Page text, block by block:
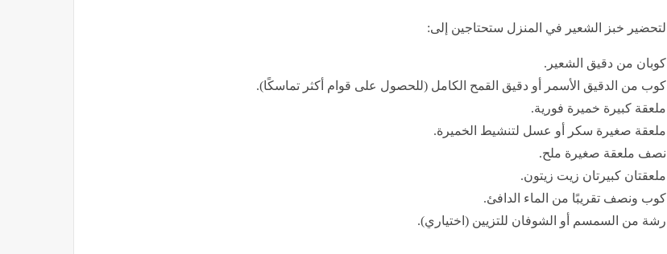
لتحضير خبز الشعير في المنزل ستحتاجين إلى:
كوبان من دقيق الشعير.
كوب من الدقيق الأسمر أو دقيق القمح الكامل (للحصول على قوام أكثر تماسكًا).
ملعقة كبيرة خميرة فورية.
ملعقة صغيرة سكر أو عسل لتنشيط الخميرة.
نصف ملعقة صغيرة ملح.
ملعقتان كبيرتان زيت زيتون.
كوب ونصف تقريبًا من الماء الدافئ.
رشة من السمسم أو الشوفان للتزيين (اختياري).